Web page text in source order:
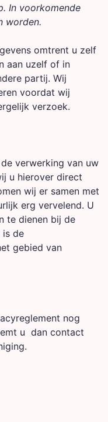
In voorkomende
worden.
omtrent u zelf
aan uzelf of in
partij. Wij
voordat wij
verzoek.
verwerking van uw
u hierover direct
wij er samen met
erg vervelend. U
te dienen bij de
is de
gebied van
nog
u dan contact